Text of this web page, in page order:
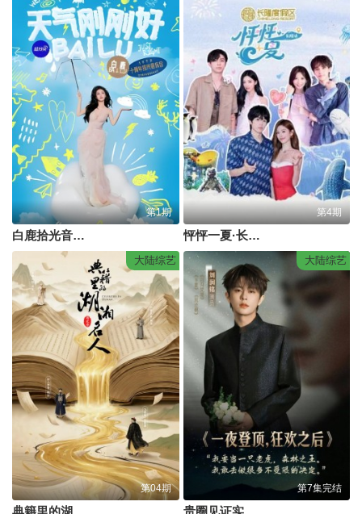
第1期
白鹿拾光音乐会
第4期
怦怦一夏·长隆站
大陆综艺
第04期
大陆综艺
第7集完结